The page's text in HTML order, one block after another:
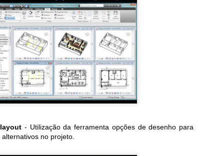
- Utilização da ferramenta opções de desenho para
no projeto.
Privado e Assessor na Secretaria do Planejamento/SC,
de Projetos Poder Executivo EPROJ/SC. Juntamento com
Francisco Rebello Regos e Heitor Carmássio Miranda - Advogados
Cortez, Rizzi e Miranda Advogados.
compartilhar, pois resume muito bem o cenário do BIM no
neste ano de 2018...
pelo texto!
afirmar que 2018 é o ano em que a implantação do BIM se
mundialmente.
Termos BIM | parte 2
Mais alguns dos Termos BIM publicados e traduzidos do
o que é Maturidade BIM??
fevereiro deste ano foi adicionada a língua portuguesa como umas